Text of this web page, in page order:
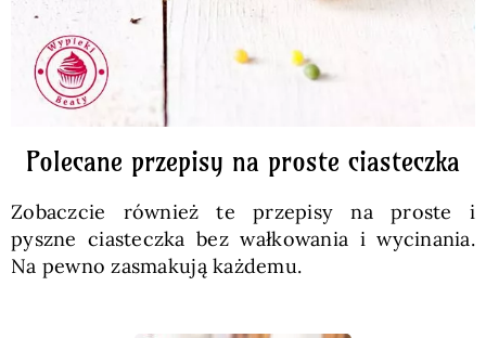
Polecane przepisy na proste ciasteczka
Zobaczcie również te przepisy na proste i
pyszne ciasteczka bez wałkowania i wycinania.
Na pewno zasmakują każdemu.